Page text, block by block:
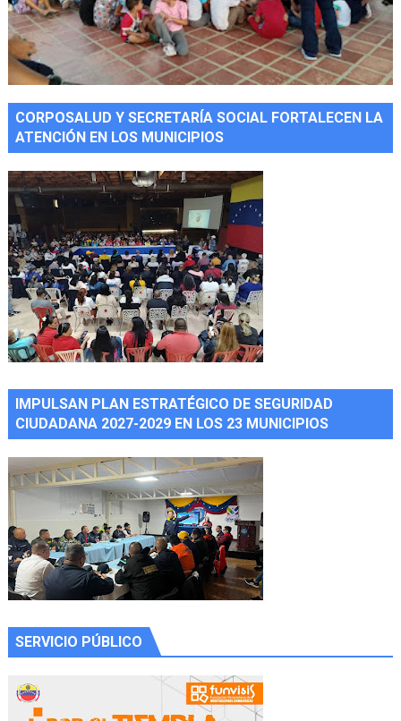
CORPOSALUD Y SECRETARÍA SOCIAL FORTALECEN LA
ATENCIÓN EN LOS MUNICIPIOS
IMPULSAN PLAN ESTRATÉGICO DE SEGURIDAD
CIUDADANA 2027-2029 EN LOS 23 MUNICIPIOS
SERVICIO PÚBLICO